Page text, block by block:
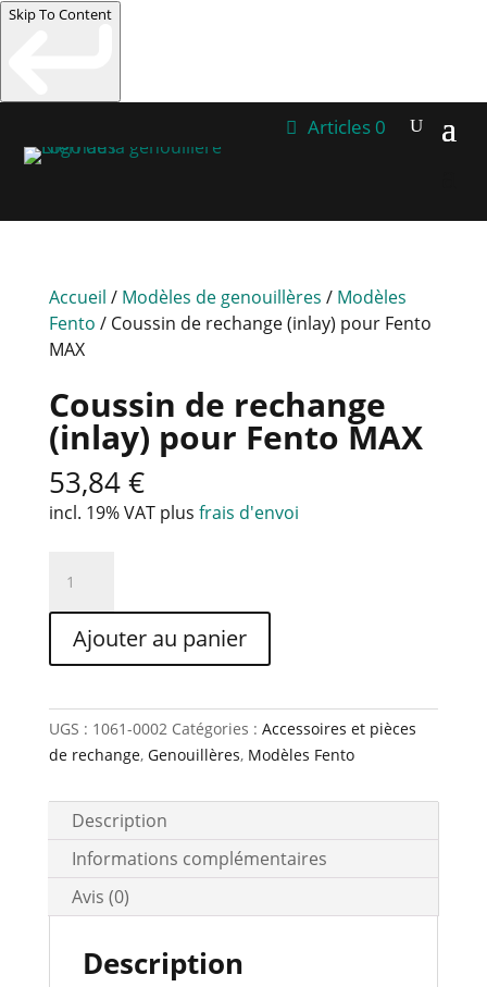
Skip To Content
Articles 0
Accueil / Modèles de genouillères / Modèles
Fento / Coussin de rechange (inlay) pour Fento
MAX
Coussin de rechange
(inlay) pour Fento MAX
53,84€
incl. 19% VAT plus frais d'envoi
Coussin
rechange
pour
Fento
Ajouter au panier
UGS : 1061-0002 Catégories : Accessoires et pièces
de rechange, Genouillères, Modèles Fento
Description
Informations complémentaires
Avis (0)
Description